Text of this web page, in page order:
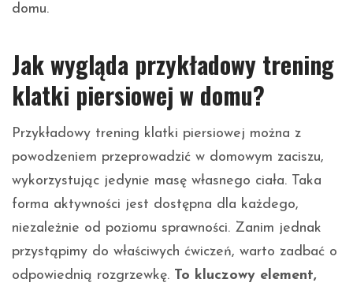
domu.
Jak wygląda przykładowy trening
klatki piersiowej w domu?
Przykładowy trening klatki piersiowej można z
powodzeniem przeprowadzić w domowym zaciszu,
wykorzystując jedynie masę własnego ciała. Taka
forma aktywności jest dostępna dla każdego,
niezależnie od poziomu sprawności. Zanim jednak
przystąpimy do właściwych ćwiczeń, warto zadbać o
odpowiednią rozgrzewkę. To kluczowy element,